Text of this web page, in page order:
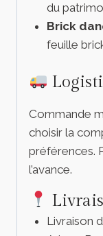
du
Brick
feuille
Commande
choisir la
préférences.
l’avance.
Livraison